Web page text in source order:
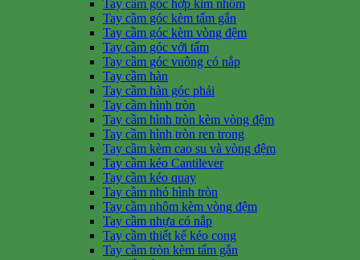
Tay cầm góc hợp kim nhôm
Tay cầm góc kèm tấm gắn
Tay cầm góc kèm vòng đệm
Tay cầm góc với tấm
Tay cầm góc vuông có nắp
Tay cầm hàn
Tay cầm hàn góc phải
Tay cầm hình tròn
Tay cầm hình tròn kèm vòng đệm
Tay cầm hình tròn ren trong
Tay cầm kèm cao su và vòng đệm
Tay cầm kéo Cantilever
Tay cầm kéo quay
Tay cầm nhỏ hình tròn
Tay cầm nhôm kèm vòng đệm
Tay cầm nhựa có nắp
Tay cầm thiết kế kéo cong
Tay cầm tròn kèm tấm gắn